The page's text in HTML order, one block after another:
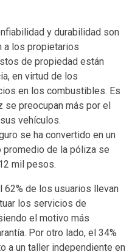
y durabilidad son
a los propietarios
de propiedad están
en virtud de los
en los combustibles. Es
se preocupan más por el
vehículos.
se ha convertido en un
promedio de la póliza se
mil pesos.
62% de los usuarios llevan
los servicios de
el motivo más
Por otro lado, el 34%
a un taller independiente en